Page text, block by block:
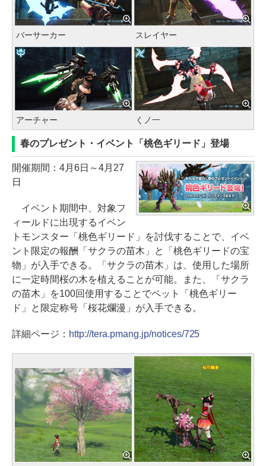
バーサーカー スレイヤー
アーチャー くノ一
春のプレゼント・イベント「桃色ギリード」登場
開催期間：4月6日～4月27
日
イベント期間中、対象フ
ィールドに出現するイベン
トモンスター「桃色ギリード」を討伐することで、イベ
ント限定の報酬「サクラの苗木」と「桃色ギリードの宝
物」が入手できる。「サクラの苗木」は、使用した場所
に一定時間桜の木を植えることが可能。また、「サクラ
の苗木」を100回使用することでペット「桃色ギリー
ド」と限定称号「桜花爛漫」が入手できる。
詳細ページ： http://tera.pmang.jp/notices/725